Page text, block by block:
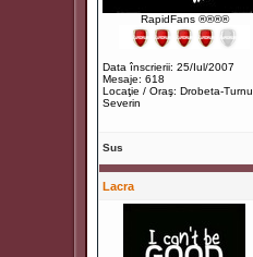
RapidFans ®®®®
Data înscrierii: 25/Iul/2007
Mesaje: 618
Locaţie / Oraş: Drobeta-Turnu
Severin
Sus
Lacra